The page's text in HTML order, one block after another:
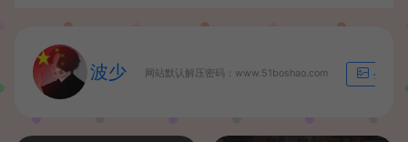
波少 网站默认解压密码：www.51boshao.com 生成海